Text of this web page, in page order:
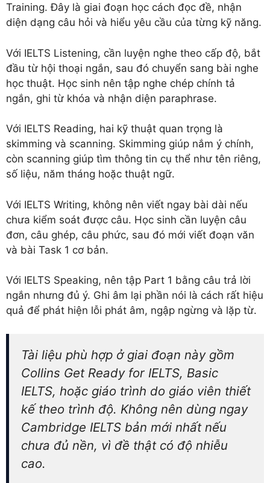
Training. Đây là giai đoạn học cách đọc đề, nhận
diện dạng câu hỏi và hiểu yêu cầu của từng kỹ năng.
Với IELTS Listening, cần luyện nghe theo cấp độ, bắt
đầu từ hội thoại ngắn, sau đó chuyển sang bài nghe
học thuật. Học sinh nên tập nghe chép chính tả
ngắn, ghi từ khóa và nhận diện paraphrase.
Với IELTS Reading, hai kỹ thuật quan trọng là
skimming và scanning. Skimming giúp nắm ý chính,
còn scanning giúp tìm thông tin cụ thể như tên riêng,
số liệu, năm tháng hoặc thuật ngữ.
Với IELTS Writing, không nên viết ngay bài dài nếu
chưa kiểm soát được câu. Học sinh cần luyện câu
đơn, câu ghép, câu phức, sau đó mới viết đoạn văn
và bài Task 1 cơ bản.
Với IELTS Speaking, nên tập Part 1 bằng câu trả lời
ngắn nhưng đủ ý. Ghi âm lại phần nói là cách rất hiệu
quả để phát hiện lỗi phát âm, ngập ngừng và lặp từ.
Tài liệu phù hợp ở giai đoạn này gồm
Collins Get Ready for IELTS, Basic
IELTS, hoặc giáo trình do giáo viên thiết
kế theo trình độ. Không nên dùng ngay
Cambridge IELTS bản mới nhất nếu
chưa đủ nền, vì đề thật có độ nhiễu
cao.